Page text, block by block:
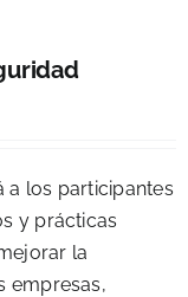
a los participantes
y prácticas
la
empresas,